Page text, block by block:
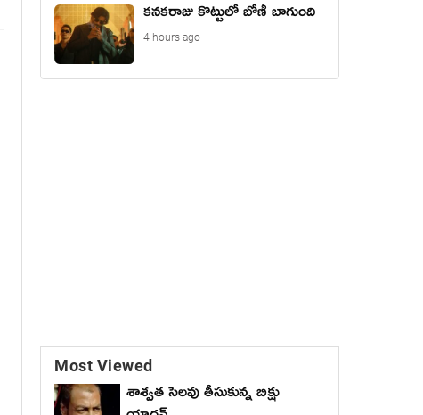
కనకరాజు కొట్టులో బోణీ బాగుంది
4 hours ago
Most Viewed
శాశ్వత సెలవు తీసుకున్న బిక్షు